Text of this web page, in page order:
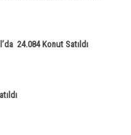
24.084 Konut Satıldı